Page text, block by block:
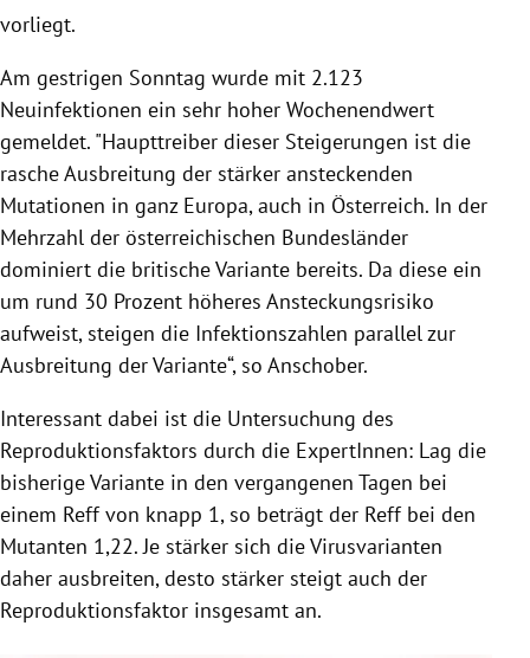
vorliegt.
Am gestrigen Sonntag wurde mit 2.123
Neuinfektionen ein sehr hoher Wochenendwert
gemeldet. "Haupttreiber dieser Steigerungen ist die
rasche Ausbreitung der stärker ansteckenden
Mutationen in ganz Europa, auch in Österreich. In der
Mehrzahl der österreichischen Bundesländer
dominiert die britische Variante bereits. Da diese ein
um rund 30 Prozent höheres Ansteckungsrisiko
aufweist, steigen die Infektionszahlen parallel zur
Ausbreitung der Variante“, so Anschober.
Interessant dabei ist die Untersuchung des
Reproduktionsfaktors durch die ExpertInnen: Lag die
bisherige Variante in den vergangenen Tagen bei
einem Reff von knapp 1, so beträgt der Reff bei den
Mutanten 1,22. Je stärker sich die Virusvarianten
daher ausbreiten, desto stärker steigt auch der
Reproduktionsfaktor insgesamt an.